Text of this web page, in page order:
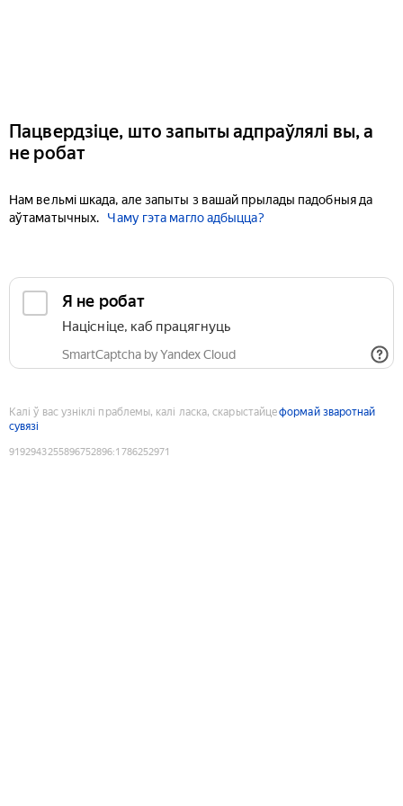
Пацвердзіце, што запыты адпраўлялі вы, а
не робат
Нам вельмі шкада, але запыты з вашай прылады падобныя да
аўтаматычных.
Чаму гэта магло адбыцца?
Я не робат
Націсніце, каб працягнуць
SmartCaptcha by Yandex Cloud
Калі ў вас узніклі праблемы, калі ласка, скарыстайцеформай зваротнай
сувязі
9192943255896752896:1786252971